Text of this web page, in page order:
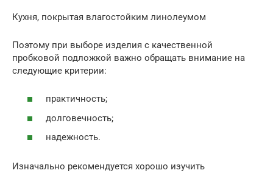
Кухня, покрытая влагостойким линолеумом
Поэтому при выборе изделия с качественной
пробковой подложкой важно обращать внимание на
следующие критерии:
практичность;
долговечность;
надежность.
Изначально рекомендуется хорошо изучить